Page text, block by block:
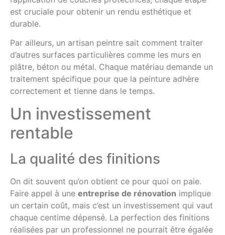
est cruciale pour obtenir un rendu esthétique et
durable.
Par ailleurs, un artisan peintre sait comment traiter
d’autres surfaces particulières comme les murs en
plâtre, béton ou métal. Chaque matériau demande un
traitement spécifique pour que la peinture adhère
correctement et tienne dans le temps.
Un investissement
rentable
La qualité des finitions
On dit souvent qu’on obtient ce pour quoi on paie.
Faire appel à une entreprise de rénovation implique
un certain coût, mais c’est un investissement qui vaut
chaque centime dépensé. La perfection des finitions
réalisées par un professionnel ne pourrait être égalée